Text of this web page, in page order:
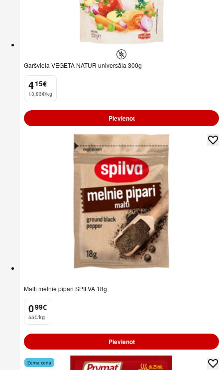
Garšviela VEGETA NATUR universāla 300g
4
. 15€
13,83€/kg
Pievienot
Malti melnie pipari SPILVA 18g
0
. 99€
55€/kg
Pievienot